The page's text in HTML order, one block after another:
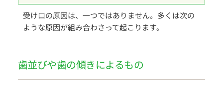
受け口の原因は、一つではありません。多くは次の
ような原因が組み合わさって起こります。
歯並びや歯の傾きによるもの